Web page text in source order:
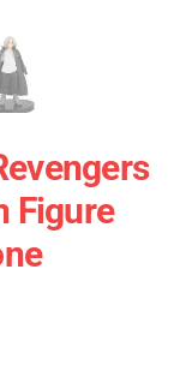
Figure